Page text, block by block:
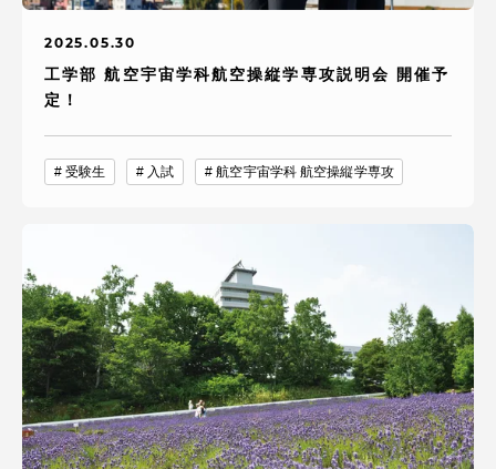
2025.05.30
工学部 航空宇宙学科航空操縦学専攻説明会 開催予
定！
受験生 入試 航空宇宙学科 航空操縦学専攻